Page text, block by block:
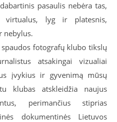
pasaulis nebėra tas,
lyg ir platesnis,
nebylus.
fotografų klubo tikslų
atsakingai vizualiai
įvykius ir gyvenimą mūsų
klubas atskleidžia naujus
perimančius stiprias
dokumentinės Lietuvos